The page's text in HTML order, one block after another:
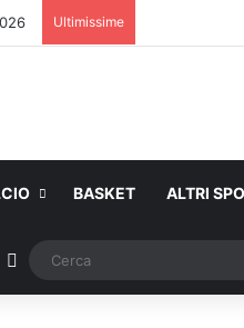
Ultimissime
BASKET ALTRI
WhatsApp